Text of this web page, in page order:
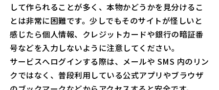
して作られることが多く、本物かどうかを見分けるこ
とは非常に困難です。少しでもそのサイトが怪しいと
感じたら個人情報、クレジットカードや銀行の暗証番
号などを入力しないように注意してください。
サービスへログインする際は、メールや SMS 内のリン
クではなく、普段利用している公式アプリやブラウザ